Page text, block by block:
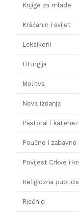
Knjige za mlade
Kršćanin i svijet
Leksikoni
Liturgija
Molitva
Nova izdanja
Pastoral i
Poučno i zabavno
Povijest Crkve i
Religiozna
Rječnici